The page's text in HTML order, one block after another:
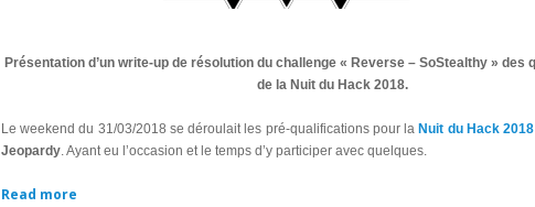
Présentation d’un write-up de résolution du challenge « Reverse – SoStealthy » des
de la Nuit du Hack 2018.
Le weekend du 31/03/2018 se déroulait les pré-qualifications pour la Nuit du Hack 2018
Jeopardy. Ayant eu l’occasion et le temps d’y participer avec quelques.
Read more